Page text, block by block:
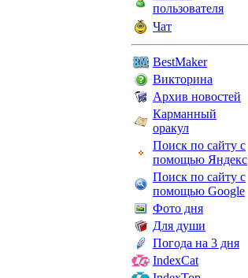
пользователя
Чат
BestMaker
Викторина
Архив новостей
Карманный
оракул
Поиск по сайту с
помощью Яндекс
Поиск по сайту с
помощью Google
Фото дня
Для души
Погода на 3 дня
IndexCat